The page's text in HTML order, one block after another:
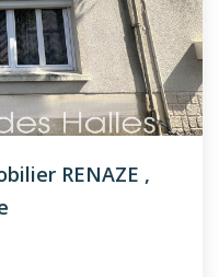
RENAZE ,